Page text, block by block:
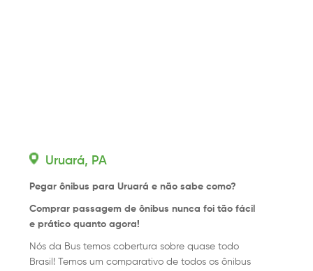
Uruará, PA
Pegar ônibus para Uruará e não sabe como?
Comprar passagem de ônibus nunca foi tão fácil
e prático quanto agora!
Nós da Bus temos cobertura sobre quase todo
Brasil! Temos um comparativo de todos os ônibus